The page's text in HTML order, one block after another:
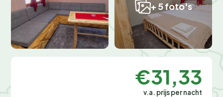
+ 5 foto's
€31,33
v.a. prijs per nacht